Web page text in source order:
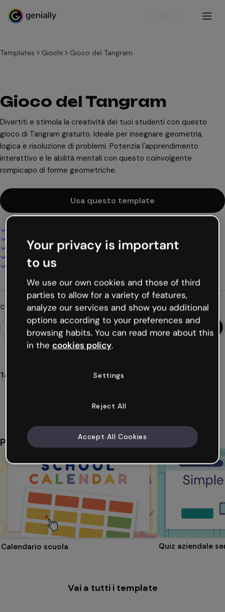
Registrati
Templates Giochi Gioco del Tangram
Gioco del Tangram
Divertiti e stimola la creatività dei tuoi studenti con questo
gioco di Tangram gratuito. Ideale per insegnare geometria,
logica e risoluzione di problemi. Potenzia l'apprendimento
interattivo e le abilità mentali con questo coinvolgente
rompicapo di forme geometriche.
Usa questo template
100% personalizzabile
Aggiungi audio, video e multimedia
Presenta, condividi o pubblica online
Scarica in PDF, MP4 e altri formati
Cerchi qualcosa di diverso?
Tags
Potrebbe piacerti anche
Calendario scuola Quiz aziendale
Vai a tutti i template
Your privacy is important
to us
We use our own cookies and those of third
parties to allow for a variety of features,
analyze our services and show you additional
options according to your preferences and
browsing habits. You can read more about this
in the cookies policy.
Settings
Reject All
Accept All Cookies